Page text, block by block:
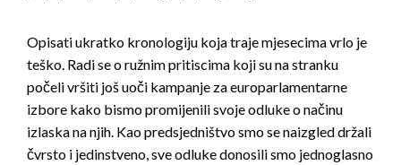
Opisati ukratko kronologiju koja traje mjesecima vrlo je
teško. Radi se o ružnim pritiscima koji su na stranku
počeli vršiti još uoči kampanje za europarlamentarne
izbore kako bismo promijenili svoje odluke o načinu
izlaska na njih. Kao predsjedništvo smo se naizgled držali
čvrsto i jedinstveno, sve odluke donosili smo jednoglasno